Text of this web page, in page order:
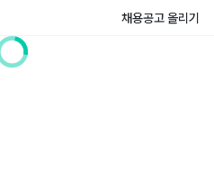
채용공고 올리기